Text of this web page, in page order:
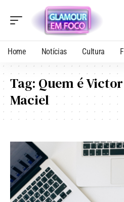
Home Notícias Cultura
Tag: Quem é
Maciel